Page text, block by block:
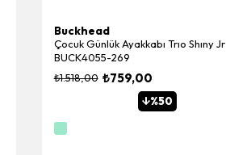
Buckhead
Çocuk Günlük Ayakkabı Trıo Shıny Jr
BUCK4055-269
₺759,00
₺1.518,00
%50